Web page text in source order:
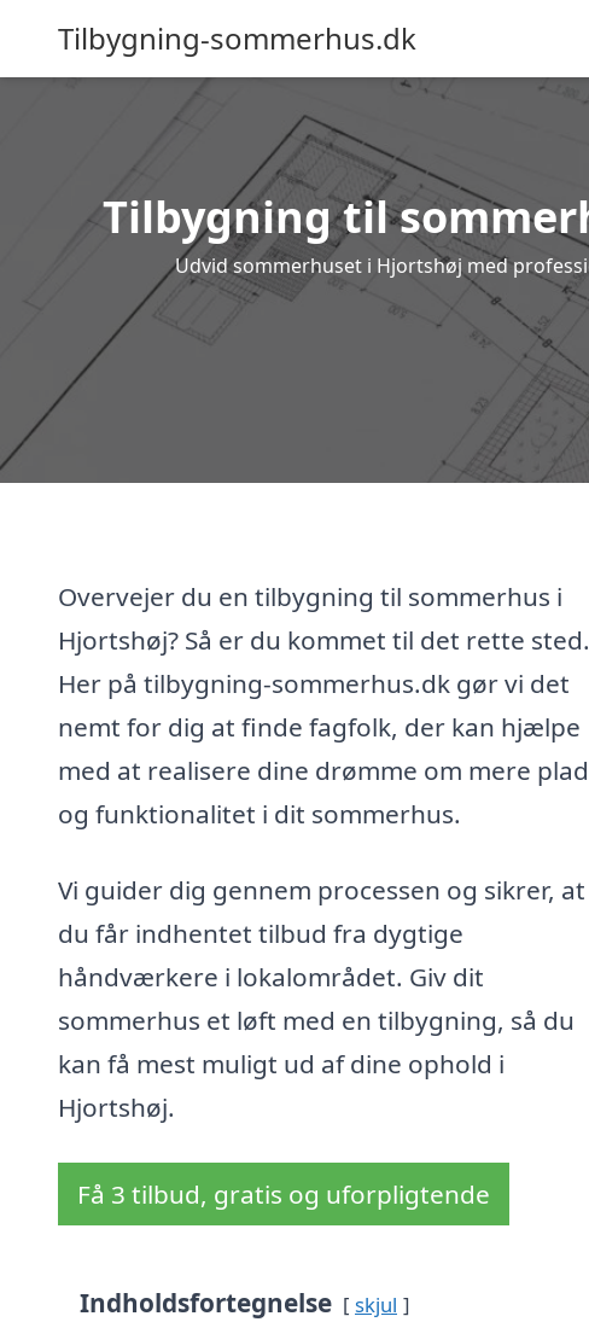
Tilbygning-sommerhus.dk
Tilbygning til
Udvid sommerhuset i Hjortshøj med
Overvejer du en tilbygning til sommerhus i
Hjortshøj? Så er du kommet til det rette sted.
Her på tilbygning-sommerhus.dk gør vi det
nemt for dig at finde fagfolk, der kan hjælpe
med at realisere dine drømme om mere
og funktionalitet i dit sommerhus.
Vi guider dig gennem processen og sikrer, at
du får indhentet tilbud fra dygtige
håndværkere i lokalområdet. Giv dit
sommerhus et løft med en tilbygning, så du
kan få mest muligt ud af dine ophold i
Hjortshøj.
Få 3 tilbud, gratis og uforpligtende
Indholdsfortegnelse skjul